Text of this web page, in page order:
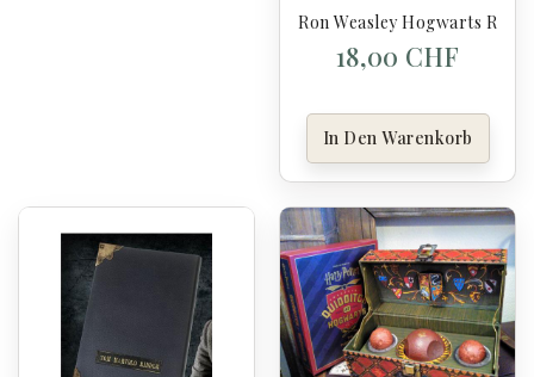
Ron Weasley Hogwarts
18,00 CHF
In Den Warenkorb